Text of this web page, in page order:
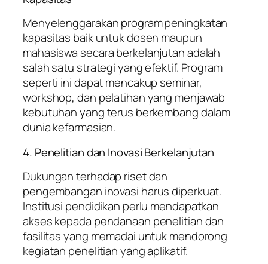
Menyelenggarakan program peningkatan
kapasitas baik untuk dosen maupun
mahasiswa secara berkelanjutan adalah
salah satu strategi yang efektif. Program
seperti ini dapat mencakup seminar,
workshop, dan pelatihan yang menjawab
kebutuhan yang terus berkembang dalam
dunia kefarmasian.
4. Penelitian dan Inovasi Berkelanjutan
Dukungan terhadap riset dan
pengembangan inovasi harus diperkuat.
Institusi pendidikan perlu mendapatkan
akses kepada pendanaan penelitian dan
fasilitas yang memadai untuk mendorong
kegiatan penelitian yang aplikatif.